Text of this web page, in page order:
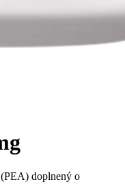
doplnený o